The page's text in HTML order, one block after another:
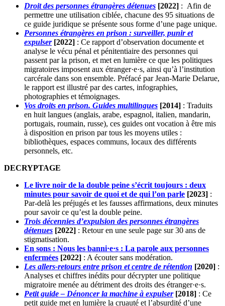
Droit des personnes étrangères détenues [2022] : Afin de
permettre une utilisation ciblée, chacune des 95 situations de
ce guide juridique se présente sous forme d’une page unique.
Personnes étrangères en prison : surveiller, punir et
expulser [2022] : Ce rapport d’observation documente et
analyse le vécu pénal et pénitentiaire des personnes qui
passent par la prison, et met en lumière ce que les politiques
migratoires imposent aux étranger·e·s, ainsi qu’à l’institution
carcérale dans son ensemble. Préfacé par Jean-Marie Delarue,
le rapport est illustré par des cartes, infographies,
photographies et témoignages.
Vos droits en prison. Guides multilingues [2014] : Traduits
en huit langues (anglais, arabe, espagnol, italien, mandarin,
portugais, roumain, russe), ces guides ont vocation à être mis
à disposition en prison par tous les moyens utiles :
bibliothèques, espaces communs, locaux des différents
personnels, etc.
DECRYPTAGE
Le livre noir de la double peine s’écrit toujours : deux
minutes pour savoir de quoi et de qui l’on parle [2023] :
Par-delà les préjugés et les fausses affirmations, deux minutes
pour savoir ce qu’est la double peine.
Trois décennies d’expulsion des personnes étrangères
détenues [2022] : Retour en une seule page sur 30 ans de
stigmatisation.
En sons : Nous les banni·e·s : La parole aux personnes
enfermées [2022] : A écouter sans modération.
Les allers-retours entre prison et centre de rétention [2020] :
Analyses et chiffres inédits pour décrypter une politique
migratoire menée au détriment des droits des étranger·e·s.
Petit guide – Dénoncer la machine à expulser [2018] : Ce
petit guide met en lumière la cruauté et l’absurdité d’une